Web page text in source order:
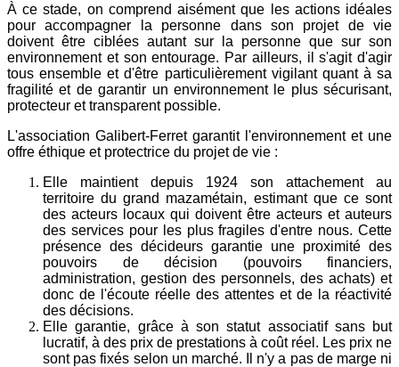
À ce stade, on comprend aisément que les actions idéales
pour accompagner la personne dans son projet de vie
doivent être ciblées autant sur la personne que sur son
environnement et son entourage. Par ailleurs, il s'agit d'agir
tous ensemble et d'être particulièrement vigilant quant à sa
fragilité et de garantir un environnement le plus sécurisant,
protecteur et transparent possible.
L'association Galibert-Ferret garantit l'environnement et une
offre éthique et protectrice du projet de vie :
Elle maintient depuis 1924 son attachement au
territoire du grand mazamétain, estimant que ce sont
des acteurs locaux qui doivent être acteurs et auteurs
des services pour les plus fragiles d'entre nous. Cette
présence des décideurs garantie une proximité des
pouvoirs de décision (pouvoirs financiers,
administration, gestion des personnels, des achats) et
donc de l'écoute réelle des attentes et de la réactivité
des décisions.
Elle garantie, grâce à son statut associatif sans but
lucratif, à des prix de prestations à coût réel. Les prix ne
sont pas fixés selon un marché. Il n'y a pas de marge ni